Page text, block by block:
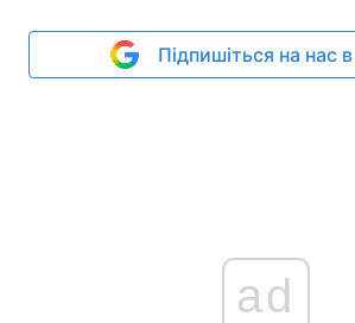
Підпишіться на нас
ad